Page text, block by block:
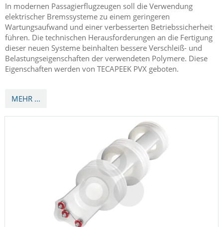
In modernen Passagierflugzeugen soll die Verwendung
elektrischer Bremssysteme zu einem geringeren
Wartungsaufwand und einer verbesserten Betriebssicherheit
führen. Die technischen Herausforderungen an die Fertigung
dieser neuen Systeme beinhalten bessere Verschleiß- und
Belastungseigenschaften der verwendeten Polymere. Diese
Eigenschaften werden von TECAPEEK PVX geboten.
MEHR ...